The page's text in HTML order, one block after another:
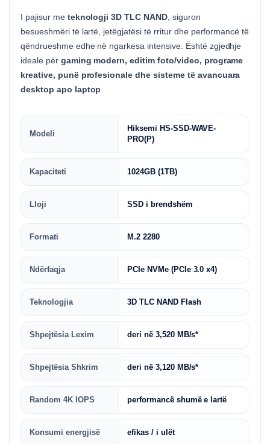
I pajisur me teknologji 3D TLC NAND, siguron
besueshmëri të lartë, jetëgjatësi të rritur dhe performancë të
qëndrueshme edhe në ngarkesa intensive. Është zgjedhje
ideale për gaming modern, editim foto/video, programe
kreative, punë profesionale dhe sisteme të avancuara
desktop apo laptop
Modeli
Hiksemi HS-SSD-WAVE-
PRO(P)
Kapaciteti 1024GB (1TB)
Lloji SSD i brendshëm
Formati M.2 2280
Ndërfaqja PCIe NVMe (PCIe 3.0 x4)
Teknologjia 3D TLC NAND Flash
Shpejtësia Lexim deri në 3,520 MB/s*
Shpejtësia Shkrim deri në 3,120 MB/s*
Random 4K IOPS performancë shumë e lartë
Konsumi energjisë efikas / i ulët